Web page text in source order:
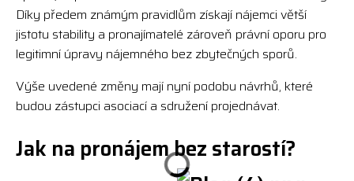
Díky předem známým pravidlům získají nájemci větší
jistotu stability a pronajímatelé zároveň právní oporu pro
legitimní úpravy nájemného bez zbytečných sporů.
Výše uvedené změny mají nyní podobu návrhů, které
budou zástupci asociací a sdružení projednávat.
Jak na pronájem bez starostí?